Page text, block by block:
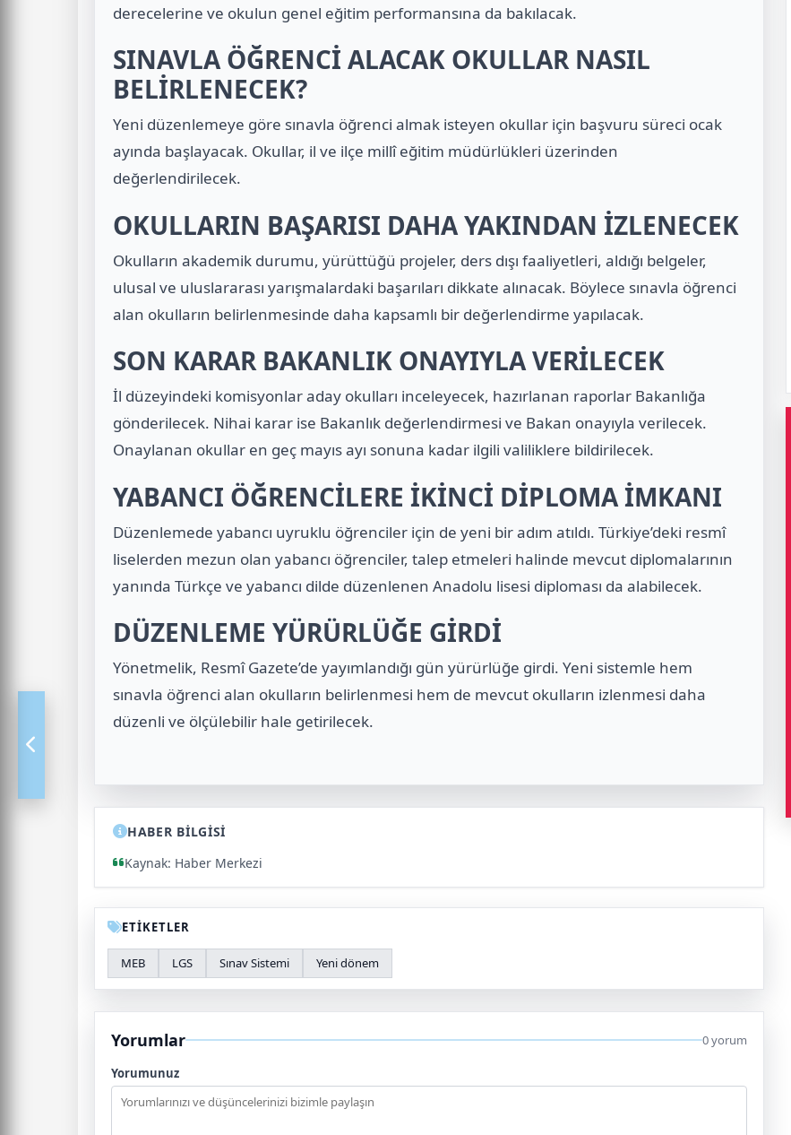
derecelerine ve okulun genel eğitim performansına da bakılacak.
SINAVLA ÖĞRENCİ ALACAK OKULLAR NASIL
BELİRLENECEK?
Yeni düzenlemeye göre sınavla öğrenci almak isteyen okullar için başvuru süreci ocak
ayında başlayacak. Okullar, il ve ilçe millî eğitim müdürlükleri üzerinden
değerlendirilecek.
OKULLARIN BAŞARISI DAHA YAKINDAN İZLENECEK
Okulların akademik durumu, yürüttüğü projeler, ders dışı faaliyetleri, aldığı belgeler,
ulusal ve uluslararası yarışmalardaki başarıları dikkate alınacak. Böylece sınavla öğrenci
alan okulların belirlenmesinde daha kapsamlı bir değerlendirme yapılacak.
SON KARAR BAKANLIK ONAYIYLA VERİLECEK
İl düzeyindeki komisyonlar aday okulları inceleyecek, hazırlanan raporlar Bakanlığa
gönderilecek. Nihai karar ise Bakanlık değerlendirmesi ve Bakan onayıyla verilecek.
Onaylanan okullar en geç mayıs ayı sonuna kadar ilgili valiliklere bildirilecek.
YABANCI ÖĞRENCİLERE İKİNCİ DİPLOMA İMKANI
Düzenlemede yabancı uyruklu öğrenciler için de yeni bir adım atıldı. Türkiye’deki resmî
liselerden mezun olan yabancı öğrenciler, talep etmeleri halinde mevcut diplomalarının
yanında Türkçe ve yabancı dilde düzenlenen Anadolu lisesi diploması da alabilecek.
DÜZENLEME YÜRÜRLÜĞE GİRDİ
Yönetmelik, Resmî Gazete’de yayımlandığı gün yürürlüğe girdi. Yeni sistemle hem
sınavla öğrenci alan okulların belirlenmesi hem de mevcut okulların izlenmesi daha
düzenli ve ölçülebilir hale getirilecek.
HABER BİLGİSİ
Kaynak: Haber Merkezi
ETİKETLER
MEB LGS Sınav Sistemi Yeni dönem
Yorumlar 0 yorum
Yorumunuz